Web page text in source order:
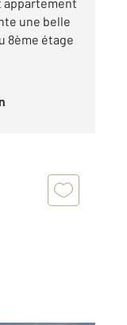
une belle
8ème étage